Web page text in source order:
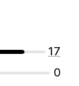
17
0